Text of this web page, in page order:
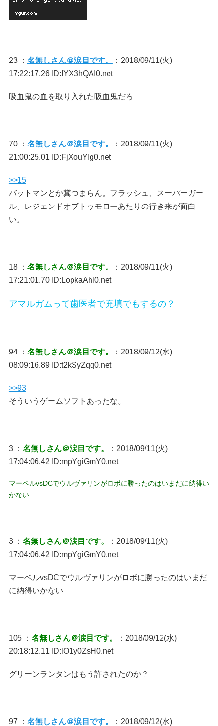
23 ： 名無しさん＠涙目です。
：2018/09/11(火)
17:22:17.26 ID:IYX3hQAI0.net
吸血鬼の血を取り入れた吸血鬼だろ
70 ： 名無しさん＠涙目です。
：2018/09/11(火)
21:00:25.01 ID:FjXouYIg0.net
>>15
バットマンとか糞つまらん。フラッシュ、スーパーガー
ル、レジェンドオブトゥモローあたりの行き来が面白
い。
18 ： 名無しさん＠涙目です。
：2018/09/11(火)
17:21:01.70 ID:LopkaAhl0.net
アマルガムって歯医者で充填でもするの？
94 ： 名無しさん＠涙目です。
：2018/09/12(水)
08:09:16.89 ID:t2kSyZqq0.net
>>93
そういうゲームソフトあったな。
3 ： 名無しさん＠涙目です。
：2018/09/11(火)
17:04:06.42 ID:mpYgiGmY0.net
マーベルvsDCでウルヴァリンがロボに勝ったのはいまだに納得い
かない
3 ： 名無しさん＠涙目です。
：2018/09/11(火)
17:04:06.42 ID:mpYgiGmY0.net
マーベルvsDCでウルヴァリンがロボに勝ったのはいまだ
に納得いかない
105 ： 名無しさん＠涙目です。
：2018/09/12(水)
20:18:12.11 ID:lO1y0ZsH0.net
グリーンランタンはもう許されたのか？
97 ： 名無しさん＠涙目です。
：2018/09/12(水)